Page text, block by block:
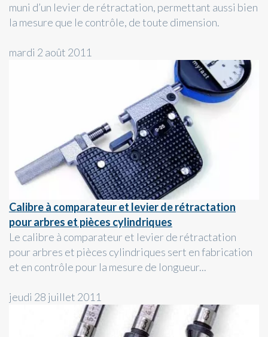
muni d’un levier de rétractation, permettant aussi bien
la mesure que le contrôle, de toute dimension.
mardi 2 août 2011
Calibre à comparateur et levier de rétractation
pour arbres et pièces cylindriques
Le calibre à comparateur et levier de rétractation
pour arbres et pièces cylindriques sert en fabrication
et en contrôle pour la mesure de longueur...
jeudi 28 juillet 2011